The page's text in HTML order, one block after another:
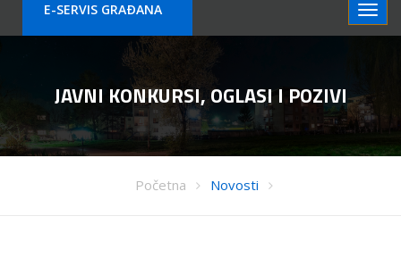
E-SERVIS GRAÐANA
JAVNI KONKURSI, OGLASI I POZIVI
Početna Novosti